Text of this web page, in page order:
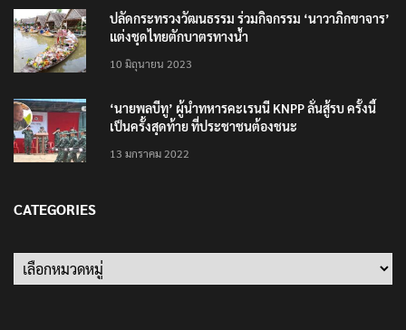
ปลัดกระทรวงวัฒนธรรม ร่วมกิจกรรม ‘นาวาภิกขาจาร’
แต่งชุดไทยตักบาตรทางน้ำ
10 มิถุนายน 2023
‘นายพลบีทู’ ผู้นำทหารคะเรนนี KNPP ลั่นสู้รบ ครั้งนี้
เป็นครั้งสุดท้าย ที่ประชาชนต้องชนะ
13 มกราคม 2022
CATEGORIES
Categories